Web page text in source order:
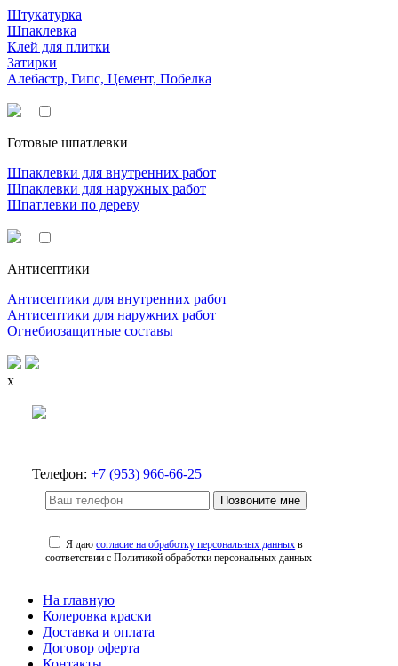
Штукатурка
Шпаклевка
Клей для плитки
Затирки
Алебастр, Гипс, Цемент, Побелка
Готовые шпатлевки
Шпаклевки для внутренних работ
Шпаклевки для наружных работ
Шпатлевки по дереву
Антисептики
Антисептики для внутренних работ
Антисептики для наружних работ
Огнебиозащитные составы
x
Телефон: +7 (953) 966-66-25
Позвоните мне
Я даюсогласие на обработку персональных данных в
соответствии с Политикой обработки персональных данных
На главную
Колеровка краски
Доставка и оплата
Договор оферта